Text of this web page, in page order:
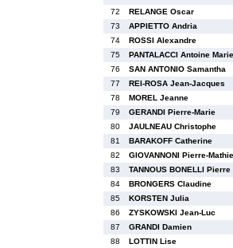
72
RELANGE Oscar
73
APPIETTO Andria
74
ROSSI Alexandre
75
PANTALACCI Antoine Marie
76
SAN ANTONIO Samantha
77
REI-ROSA Jean-Jacques
78
MOREL Jeanne
79
GERANDI Pierre-Marie
80
JAULNEAU Christophe
81
BARAKOFF Catherine
82
GIOVANNONI Pierre-
83
TANNOUS BONELLI
84
BRONGERS Claudine
85
KORSTEN Julia
86
ZYSKOWSKI Jean-Luc
87
GRANDI Damien
88
LOTTIN Lise